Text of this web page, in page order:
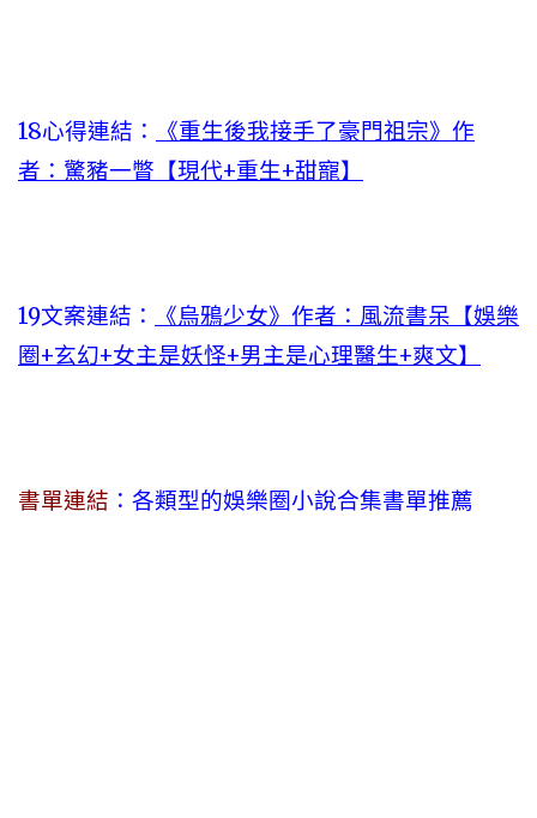
18心得連結：
《重生後我接手了豪門祖宗》作
者：驚豬一瞥【現代+重生+甜寵】
19文案連結：
《烏鴉少女》作者：風流書呆【娛樂
圈+玄幻+女主是妖怪+男主是心理醫生+爽文】
書單連結 ：各類型的娛樂圈小說合集書單推薦